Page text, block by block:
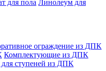
для пола Линолеум для
ограждение из ДПК
Комплектующие из ДПК
ступеней из ДПК